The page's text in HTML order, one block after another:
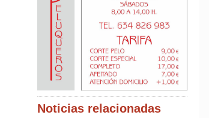
Noticias relacionadas